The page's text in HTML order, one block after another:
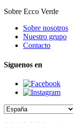
Sobre Ecco Verde
Sobre nosotros
Nuestro grupo
Contacto
Síguenos en